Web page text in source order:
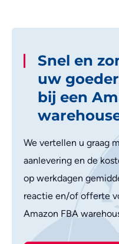
Snel en
uw
bij een
We vertellen u graag
aanlevering en de
op werkdagen
reactie en/of offerte
Amazon FBA